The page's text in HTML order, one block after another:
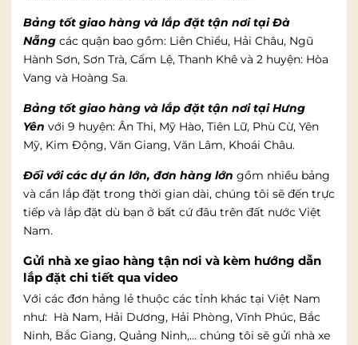
Bảng tốt giao hàng và lắp đặt tận nơi tại Đà
Nẵng các quận bao gồm: Liên Chiểu, Hải Châu, Ngũ
Hành Sơn, Sơn Trà, Cẩm Lệ, Thanh Khê và 2 huyện: Hòa
Vang và Hoàng Sa.
Bảng tốt giao hàng và lắp đặt tận nơi tại Hưng
Yên với 9 huyện: Ân Thi, Mỹ Hào, Tiên Lữ, Phù Cừ, Yên
Mỹ, Kim Động, Văn Giang, Văn Lâm, Khoái Châu.
Đối với các dự án lớn, đơn hàng lớn gồm nhiều bảng
và cần lắp đặt trong thời gian dài, chúng tôi sẽ đến trực
tiếp và lắp đặt dù bạn ở bất cứ đâu trên đất nước Việt
Nam.
Gửi nhà xe giao hàng tận nơi và kèm hướng dẫn
lắp đặt chi tiết qua video
Với các đơn hảng lẻ thuộc các tỉnh khác tại Việt Nam
như: Hà Nam, Hải Dương, Hải Phòng, Vĩnh Phúc, Bắc
Ninh, Bắc Giang, Quảng Ninh,… chúng tôi sẽ gửi nhà xe